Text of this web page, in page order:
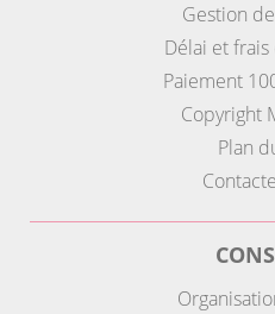
Gestion
Délai et
Paiement
Copyright
Plan